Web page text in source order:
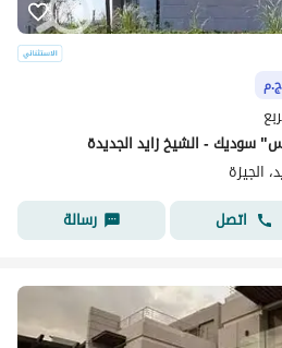
سوديك - الشيخ زايد الجديدة
الجيزة
اتصل رسالة